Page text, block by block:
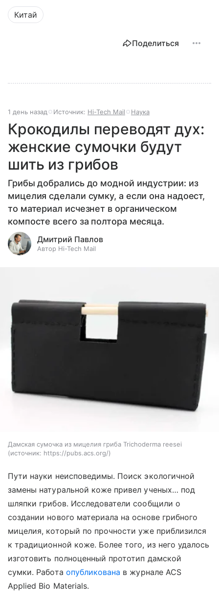
Китай
Поделиться
1 день назад Источник: Hi-Tech Mail Наука
Крокодилы переводят дух:
женские сумочки будут
шить из грибов
Грибы добрались до модной индустрии: из
мицелия сделали сумку, а если она надоест,
то материал исчезнет в органическом
компосте всего за полтора месяца.
Дмитрий Павлов
Автор Hi-Tech Mail
Дамская сумочка из мицелия гриба Trichoderma reesei
источник: https://pubs.acs.org/
Пути науки неисповедимы. Поиск экологичной
замены натуральной коже привел ученых… под
шляпки грибов. Исследователи сообщили о
создании нового материала на основе грибного
мицелия, который по прочности уже приблизился
к традиционной коже. Более того, из него удалось
изготовить полноценный прототип дамской
сумки. Работа опубликована в журнале ACS
Applied Bio Materials.